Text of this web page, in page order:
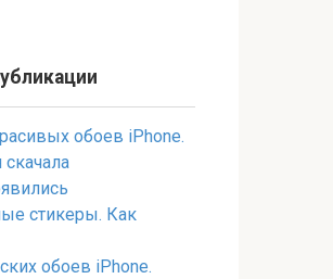
обоев iPhone.
стикеры. Как
обоев iPhone.